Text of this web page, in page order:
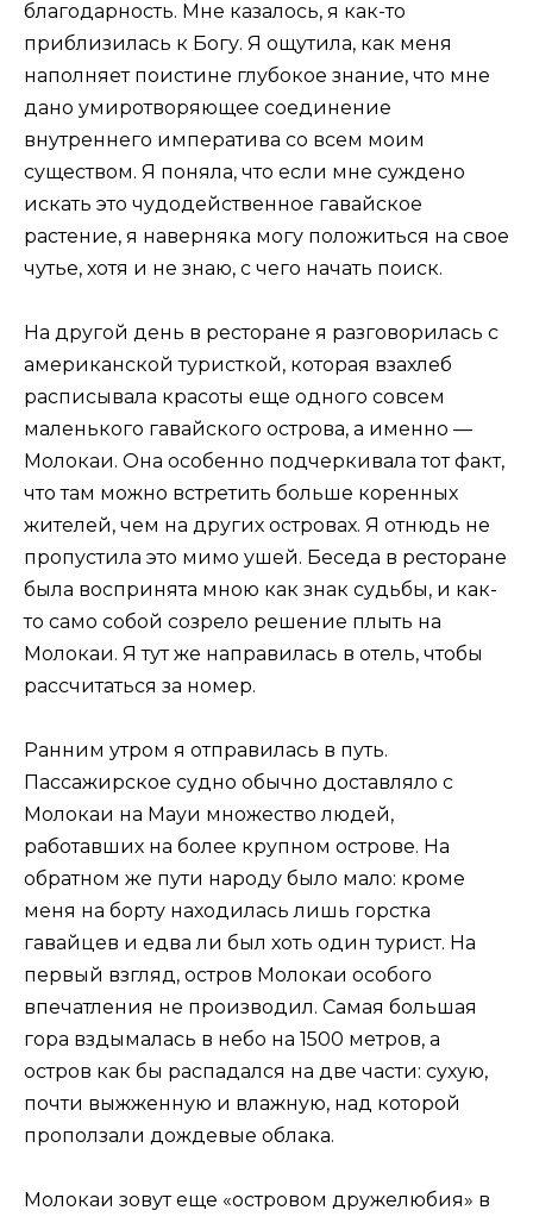
благодарность. Мне казалось, я как-то
приблизилась к Богу. Я ощутила, как меня
наполняет поистине глубокое знание, что мне
дано умиротворяющее соединение
внутреннего императива со всем моим
существом. Я поняла, что если мне суждено
искать это чудодейственное гавайское
растение, я наверняка могу положиться на свое
чутье, хотя и не знаю, с чего начать поиск.
На другой день в ресторане я разговорилась с
американской туристкой, которая взахлеб
расписывала красоты еще одного совсем
маленького гавайского острова, а именно —
Молокаи. Она особенно подчеркивала тот факт,
что там можно встретить больше коренных
жителей, чем на других островах. Я отнюдь не
пропустила это мимо ушей. Беседа в ресторане
была воспринята мною как знак судьбы, и как-
то само собой созрело решение плыть на
Молокаи. Я тут же направилась в отель, чтобы
рассчитаться за номер.
Ранним утром я отправилась в путь.
Пассажирское судно обычно доставляло с
Молокаи на Мауи множество людей,
работавших на более крупном острове. На
обратном же пути народу было мало: кроме
меня на борту находилась лишь горстка
гавайцев и едва ли был хоть один турист. На
первый взгляд, остров Молокаи особого
впечатления не производил. Самая большая
гора вздымалась в небо на 1500 метров, а
остров как бы распадался на две части: сухую,
почти выжженную и влажную, над которой
проползали дождевые облака.
Молокаи зовут еще «островом дружелюбия» в